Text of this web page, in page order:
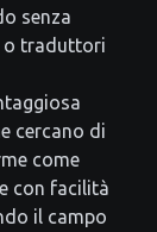
senza
o traduttori
cercano di
come
con facilità
il campo